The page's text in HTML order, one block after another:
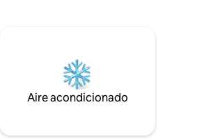
las Mantarrayas juega un papel
en el espacio, haciendo de
un lugar acogedor.
Aire acondicionado